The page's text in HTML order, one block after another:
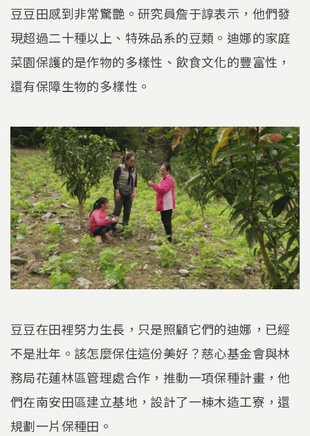
豆豆田感到非常驚艷。研究員詹于諄表示，他們發
現超過二十種以上、特殊品系的豆類。迪娜的家庭
菜園保護的是作物的多樣性、飲食文化的豐富性，
還有保障生物的多樣性。
豆豆在田裡努力生長，只是照顧它們的迪娜，已經
不是壯年。該怎麼保住這份美好？慈心基金會與林
務局花蓮林區管理處合作，推動一項保種計畫，他
們在南安田區建立基地，設計了一棟木造工寮，還
規劃一片保種田。